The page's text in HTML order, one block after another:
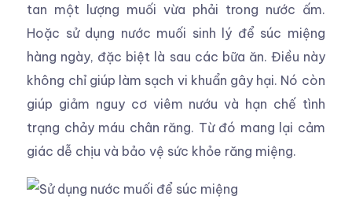
tan một lượng muối vừa phải trong nước ấm.
Hoặc sử dụng nước muối sinh lý để súc miệng
hàng ngày, đặc biệt là sau các bữa ăn. Điều này
không chỉ giúp làm sạch vi khuẩn gây hại. Nó còn
giúp giảm nguy cơ viêm nướu và hạn chế tình
trạng chảy máu chân răng. Từ đó mang lại cảm
giác dễ chịu và bảo vệ sức khỏe răng miệng.